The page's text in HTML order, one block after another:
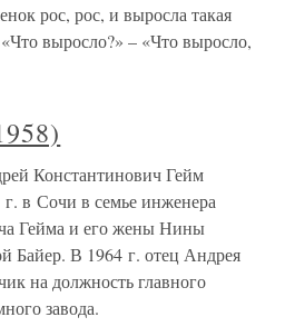
рос, рос, и выросла такая
выросло?» – «Что выросло,
Константинович Гейм
г. в Сочи в семье инженера
Гейма и его жены Нины
Байер. В 1964 г. отец Андрея
на должность главного
завода.